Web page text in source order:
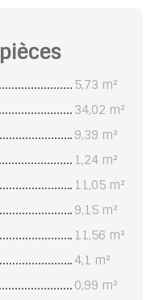
pièces
5,73 m²
34,02 m²
9,39 m²
1,24 m²
11,05 m²
9,15 m²
11,56 m²
4,1 m²
0,99 m²